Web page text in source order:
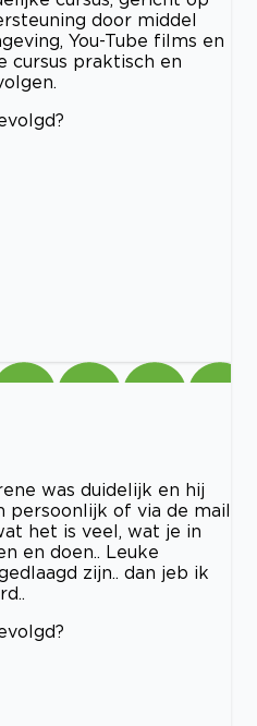
door middel
You-Tube films en
cursus praktisch en
was duidelijk en hij
persoonlijk of via de mail
het is veel, wat je in
en doen.. Leuke
zijn.. dan jeb ik